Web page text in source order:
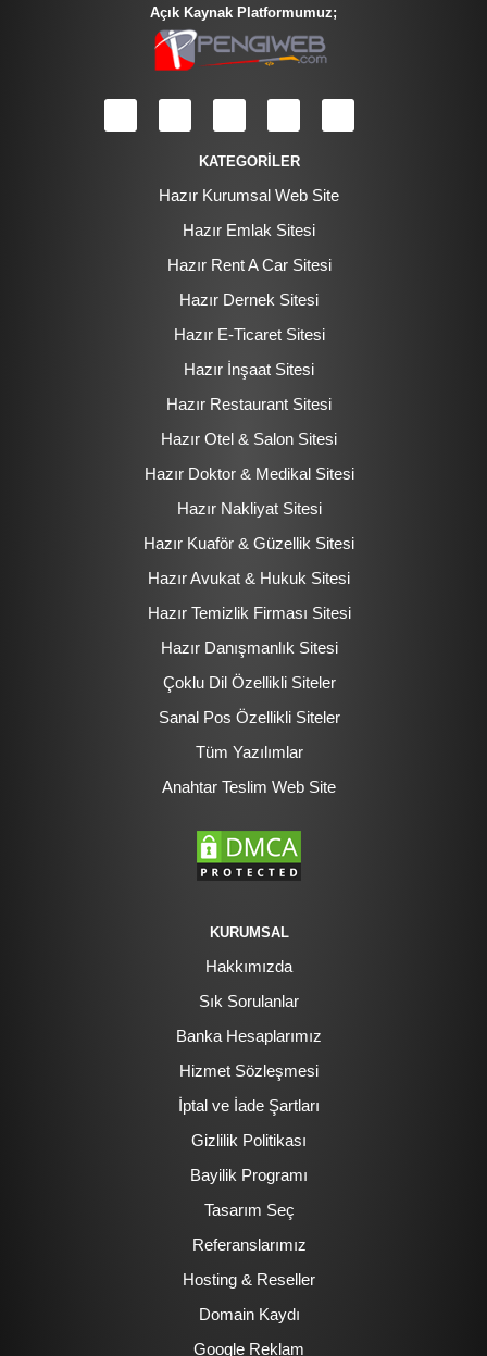
Açık Kaynak Platformumuz;
KATEGORİLER
Hazır Kurumsal Web Site
Hazır Emlak Sitesi
Hazır Rent A Car Sitesi
Hazır Dernek Sitesi
Hazır E-Ticaret Sitesi
Hazır İnşaat Sitesi
Hazır Restaurant Sitesi
Hazır Otel & Salon Sitesi
Hazır Doktor & Medikal Sitesi
Hazır Nakliyat Sitesi
Hazır Kuaför & Güzellik Sitesi
Hazır Avukat & Hukuk Sitesi
Hazır Temizlik Firması Sitesi
Hazır Danışmanlık Sitesi
Çoklu Dil Özellikli Siteler
Sanal Pos Özellikli Siteler
Tüm Yazılımlar
Anahtar Teslim Web Site
KURUMSAL
Hakkımızda
Sık Sorulanlar
Banka Hesaplarımız
Hizmet Sözleşmesi
İptal ve İade Şartları
Gizlilik Politikası
Bayilik Programı
Tasarım Seç
Referanslarımız
Hosting & Reseller
Domain Kaydı
Google Reklam